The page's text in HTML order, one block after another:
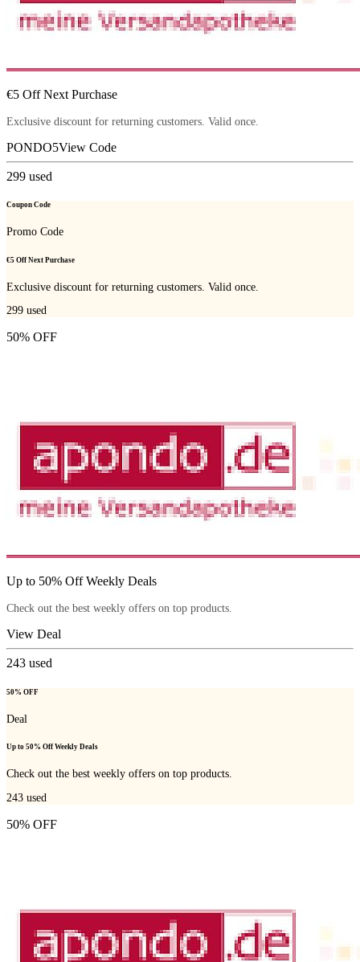
€5 Off Next Purchase
Exclusive discount for returning customers. Valid once.
PONDO5View Code
299 used
Coupon Code
Promo Code
€5 Off Next Purchase
Exclusive discount for returning customers. Valid once.
299 used
50% OFF
Up to 50% Off Weekly Deals
Check out the best weekly offers on top products.
View Deal
243 used
50% OFF
Deal
Up to 50% Off Weekly Deals
Check out the best weekly offers on top products.
243 used
50% OFF